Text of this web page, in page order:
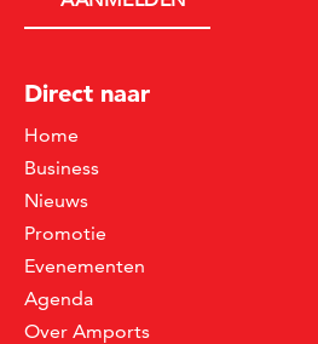
Direct naar
Home
Business
Nieuws
Promotie
Evenementen
Agenda
Over Amports